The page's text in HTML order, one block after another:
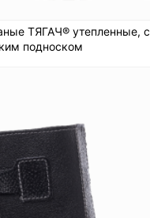
ТЯГАЧ® утепленные, с
подноском